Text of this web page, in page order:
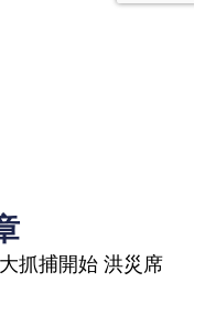
抓捕開始 洪災席